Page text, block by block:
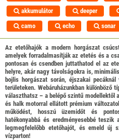
akkumulátor
deeper
camo
echo sonar
Az etetőhajók a modern horgászat
amelyek forradalmasítják az etetés és a
pontosan és csendben juttathatod el az
helyre, akár nagy távolságokra is,
bojlis horgászat során, éjszakai
területeken. Webáruházunkban különböző
választhatsz – a belépő szintű modellektől
és halk motorral ellátott prémium
működést, hosszú üzemidőt és
hatékonyabbá és eredményesebbé
legmegfelelőbb etetőhajót, és emeld új
vízparton!